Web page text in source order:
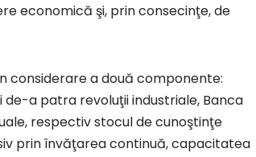
economică şi, prin consecinţe, de
considerare a două componente:
a patra revoluţii industriale, Banca
respectiv stocul de cunoştinţe
prin învăţarea continuă, capacitatea